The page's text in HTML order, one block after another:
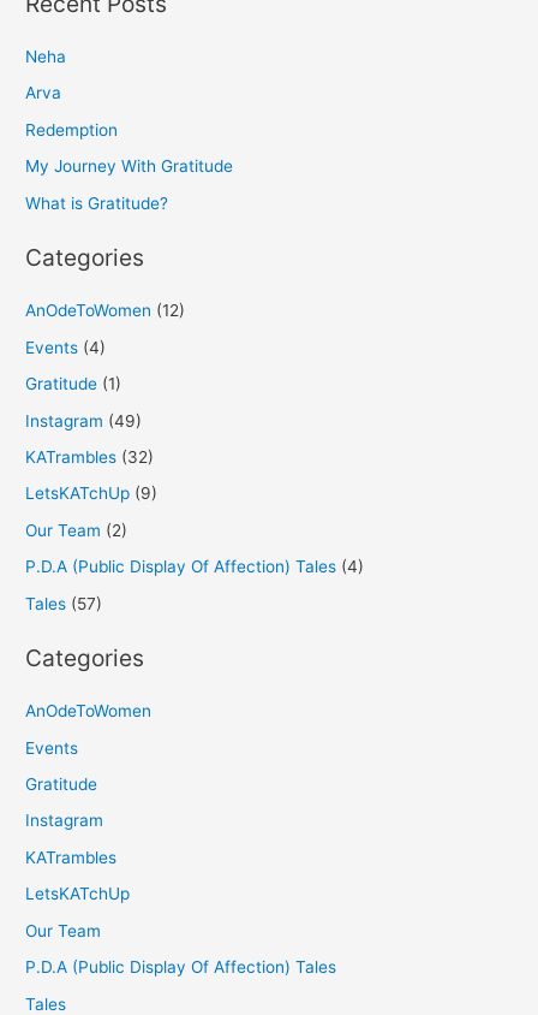
c
h
f
o
Neha
Arva
Redemption
My Journey With Gratitude
What is Gratitude?
Categories
AnOdeToWomen (12)
Events (4)
Gratitude (1)
Instagram (49)
KATrambles (32)
LetsKATchUp (9)
Our Team (2)
P.D.A (Public Display Of Affection) Tales (4)
Tales (57)
Categories
AnOdeToWomen
Events
Gratitude
Instagram
KATrambles
LetsKATchUp
Our Team
P.D.A (Public Display Of Affection) Tales
Tales